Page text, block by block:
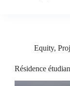
Equity,
Résidence